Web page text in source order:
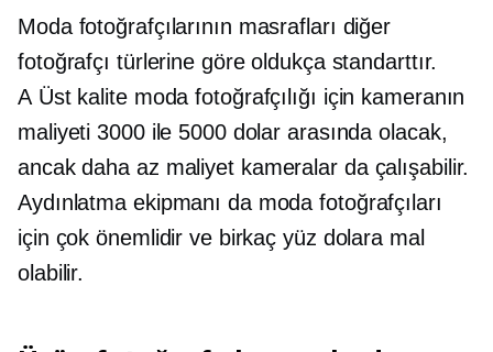
Moda fotoğrafçılarının masrafları diğer
fotoğrafçı türlerine göre oldukça standarttır.
A Üst kalitemoda fotoğrafçılığı için kameranın
maliyeti 3000 ile 5000 dolar arasında olacak,
ancakdaha az maliyetkameralar da çalışabilir.
Aydınlatma ekipmanı da moda fotoğrafçıları
için çok önemlidir ve birkaç yüz dolara mal
olabilir.